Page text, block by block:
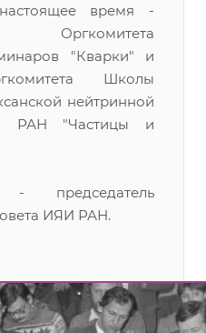
время -
Оргкомитета
"Кварки" и
Школы
нейтринной
РАН "Частицы и
ИЯИ РАН.